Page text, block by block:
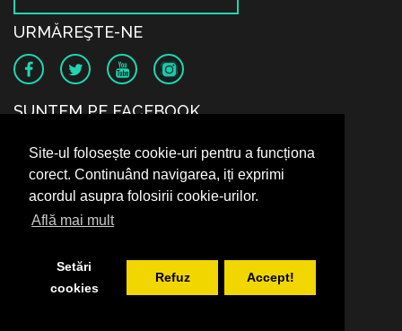
Site-ul folosește cookie-uri pentru a funcționa
corect. Continuând navigarea, iți exprimi
acordul asupra folosirii cookie-urilor.
Află mai mult
Setări
cookies
Refuz Accept!
URMĂREŞTE-NE
SUNTEM PE FACEBOOK